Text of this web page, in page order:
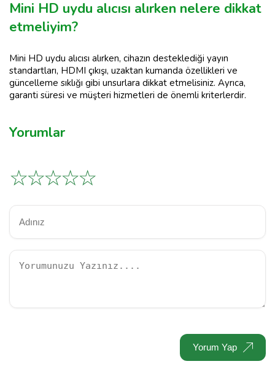
Mini HD uydu alıcısı alırken nelere dikkat
etmeliyim?
Mini HD uydu alıcısı alırken, cihazın desteklediği yayın
standartları, HDMI çıkışı, uzaktan kumanda özellikleri ve
güncelleme sıklığı gibi unsurlara dikkat etmelisiniz. Ayrıca,
garanti süresi ve müşteri hizmetleri de önemli kriterlerdir.
Yorumlar
☆
☆
☆
☆
☆
Yorum Yap